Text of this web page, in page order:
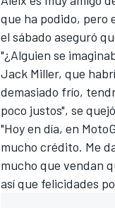
que ha podido, pero
el sábado aseguró
"¿Alguien se
Jack Miller, que
demasiado frío,
poco justos", se
"Hoy en día, en
mucho crédito. Me
mucho que vendan
así que felicidades